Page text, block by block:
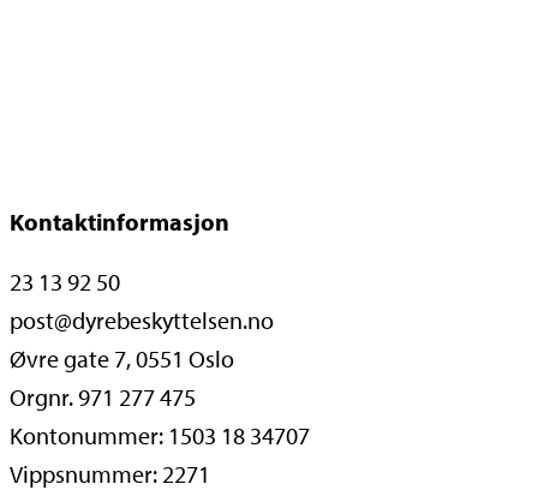
Kontaktinformasjon
23 13 92 50
post@dyrebeskyttelsen.no
Øvre gate 7, 0551 Oslo
Orgnr. 971 277 475
Kontonummer: 1503 18 34707
Vippsnummer: 2271